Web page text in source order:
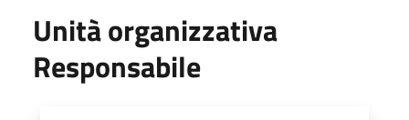
Unità organizzativa
Responsabile